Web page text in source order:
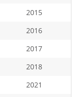
2015
2016
2017
2018
2021